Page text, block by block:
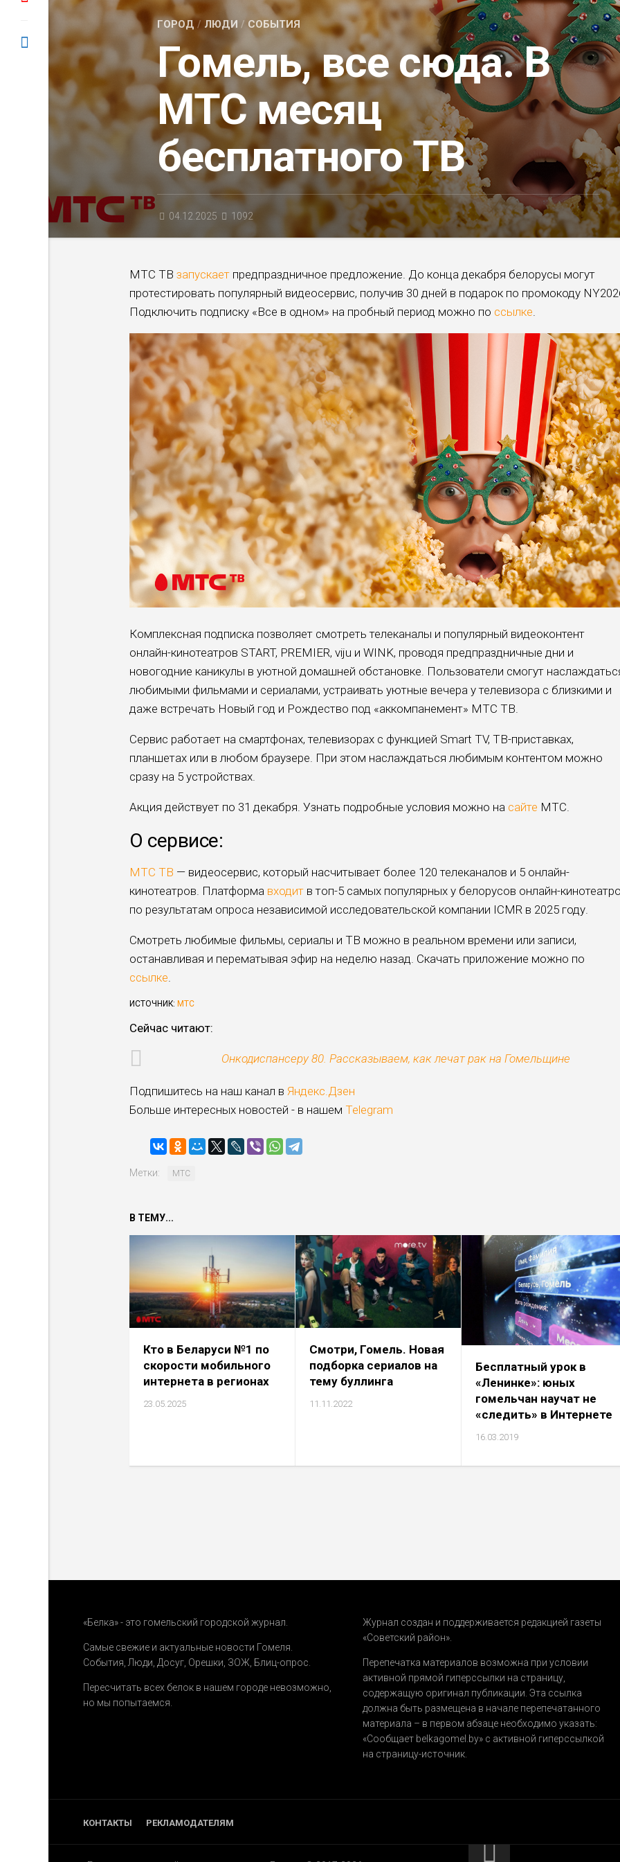
ГОРОД / ЛЮДИ / СОБЫТИЯ
Гомель, все сюда. В
МТС месяц
бесплатного ТВ
04.12.2025 1092
МТС ТВ запускает предпраздничное предложение. До конца декабря белорусы могут
протестировать популярный видеосервис, получив 30 дней в подарок по промокоду
Подключить подписку «Все в одном» на пробный период можно по ссылке.
Комплексная подписка позволяет смотреть телеканалы и популярный видеоконтент
онлайн-кинотеатров START, PREMIER, viju и WINK, проводя предпраздничные дни и
новогодние каникулы в уютной домашней обстановке. Пользователи смогут
любимыми фильмами и сериалами, устраивать уютные вечера у телевизора с близкими и
даже встречать Новый год и Рождество под «аккомпанемент» МТС ТВ.
Сервис работает на смартфонах, телевизорах с функцией Smart TV, ТВ-приставках,
планшетах или в любом браузере. При этом наслаждаться любимым контентом можно
сразу на 5 устройствах.
Акция действует по 31 декабря. Узнать подробные условия можно на сайте МТС.
О сервисе:
МТС ТВ — видеосервис, который насчитывает более 120 телеканалов и 5 онлайн-
кинотеатров. Платформа входит в топ-5 самых популярных у белорусов онлайн-
по результатам опроса независимой исследовательской компании ICMR в 2025 году.
Смотреть любимые фильмы, сериалы и ТВ можно в реальном времени или записи,
останавливая и перематывая эфир на неделю назад. Скачать приложение можно по
ссылке.
ИСТОЧНИК: МТС
Сейчас читают:
Онкодиспансеру 80. Рассказываем, как лечат рак на Гомельщине
Подпишитесь на наш канал в Яндекс.Дзен
Больше интересных новостей - в нашем Telegram
Метки: МТС
В ТЕМУ...
Кто в Беларуси №1 по
скорости мобильного
интернета в регионах
23.05.2025
Смотри, Гомель. Новая
подборка сериалов на
тему буллинга
11.11.2022
Бесплатный урок в
«Ленинке»: юных
гомельчан научат не
«следить» в Интернете
16.03.2019
«Белка» - это гомельский городской журнал.
Самые свежие и актуальные новости Гомеля.
События Люди Досуг Орешки ЗОЖ Блиц-опрос
Пересчитать всех белок в нашем городе невозможно,
но мы попытаемся.
Журнал создан и поддерживается редакцией газеты
«Советский район».
Перепечатка материалов возможна при условии
активной прямой гиперссылки на страницу,
содержащую оригинал публикации. Эта ссылка
должна быть размещена в начале перепечатанного
материала – в первом абзаце необходимо указать:
«Сообщает belkagomel.by»с активной гиперссылкой
на страницу-источник.
КОНТАКТЫ РЕКЛАМОДАТЕЛЯМ